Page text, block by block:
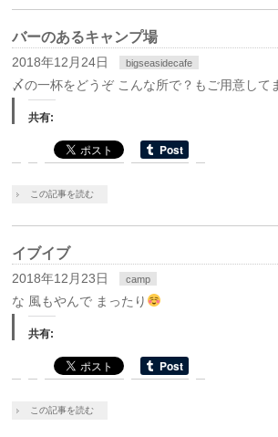
バーのあるキャンプ場
2018年12月24日 bigseasidecafe
〆の一杯をどうぞ こんな所で？もご用意して
共有:
この記事を読む
イブイブ
2018年12月23日 camp
な 風もやんで まったり
共有:
この記事を読む